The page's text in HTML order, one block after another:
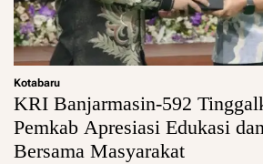
Kotabaru
KRI Banjarmasin-592
Pemkab Apresiasi Edukasi
Bersama Masyarakat